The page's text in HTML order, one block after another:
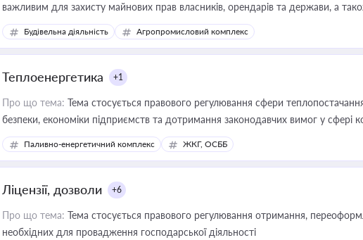
важливим для захисту майнових прав власників, орендарів та держави, а
ресурсами
Будівельна діяльність Агропромисловий комплекс
Теплоенергетика +1
Про що тема: Тема стосується правового регулювання сфери
безпеки, економіки підприємств та дотримання законодавчих вимог у сфері
Паливно-енергетичний комплекс ЖКГ, ОСББ
Ліцензії, дозволи +6
Про що тема: Тема стосується правового регулювання отримання,
необхідних для провадження господарської діяльності